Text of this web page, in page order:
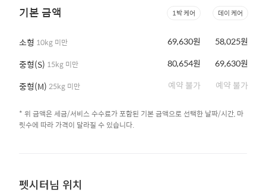
기본 금액
소형 10kg 미만
중형(S) 15kg 미만
중형(M) 25kg 미만
1박 케어
69,630원
80,654원
예약 불가
데이 케어
58,025원
69,630원
예약 불가
* 위 금액은 세금/서비스 수수료가 포함된 기본 금액으로 선택한 날짜/시간, 마
릿수에 따라 가격이 달라질 수 있습니다.
펫시터님 위치